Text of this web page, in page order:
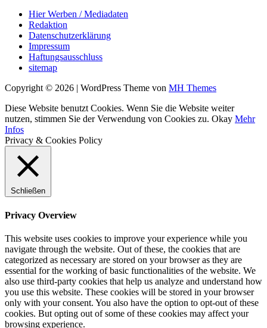
Hier Werben / Mediadaten
Redaktion
Datenschutzerklärung
Impressum
Haftungsausschluss
sitemap
Copyright © 2026 | WordPress Theme von MH Themes
Diese Website benutzt Cookies. Wenn Sie die Website weiter
nutzen, stimmen Sie der Verwendung von Cookies zu. Okay Mehr
Infos
Privacy & Cookies Policy
Schließen
Privacy Overview
This website uses cookies to improve your experience while you
navigate through the website. Out of these, the cookies that are
categorized as necessary are stored on your browser as they are
essential for the working of basic functionalities of the website. We
also use third-party cookies that help us analyze and understand how
you use this website. These cookies will be stored in your browser
only with your consent. You also have the option to opt-out of these
cookies. But opting out of some of these cookies may affect your
browsing experience.